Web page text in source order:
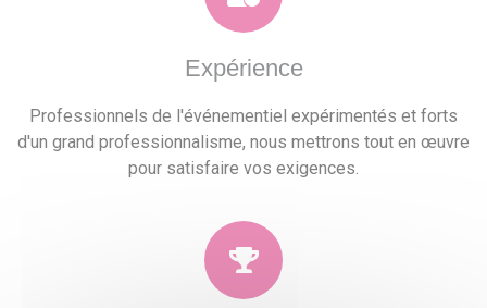
Expérience
Professionnels de l'événementiel expérimentés et forts
d'un grand professionnalisme, nous mettrons tout en œuvre
pour satisfaire vos exigences.